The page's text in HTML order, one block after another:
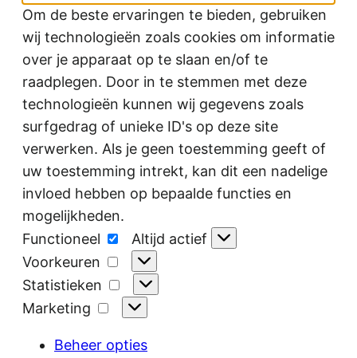
Om de beste ervaringen te bieden, gebruiken
wij technologieën zoals cookies om informatie
over je apparaat op te slaan en/of te
raadplegen. Door in te stemmen met deze
technologieën kunnen wij gegevens zoals
surfgedrag of unieke ID's op deze site
verwerken. Als je geen toestemming geeft of
uw toestemming intrekt, kan dit een nadelige
invloed hebben op bepaalde functies en
mogelijkheden.
Functioneel
Functioneel
Altijd actief
Voorkeuren
Voorkeuren
Statistieken
Statistieken
Marketing
Marketing
Beheer opties